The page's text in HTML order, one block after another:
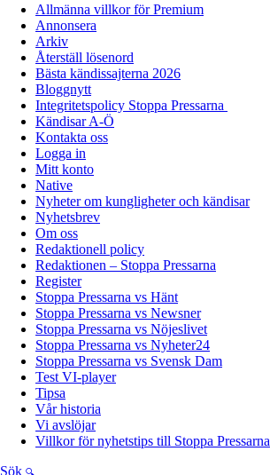
Allmänna villkor för Premium
Annonsera
Arkiv
Återställ lösenord
Bästa kändissajterna 2026
Bloggnytt
Integritetspolicy Stoppa Pressarna
Kändisar A-Ö
Kontakta oss
Logga in
Mitt konto
Native
Nyheter om kungligheter och kändisar
Nyhetsbrev
Om oss
Redaktionell policy
Redaktionen – Stoppa Pressarna
Register
Stoppa Pressarna vs Hänt
Stoppa Pressarna vs Newsner
Stoppa Pressarna vs Nöjeslivet
Stoppa Pressarna vs Nyheter24
Stoppa Pressarna vs Svensk Dam
Test VI-player
Tipsa
Vår historia
Vi avslöjar
Villkor för nyhetstips till Stoppa Pressarna
Sök